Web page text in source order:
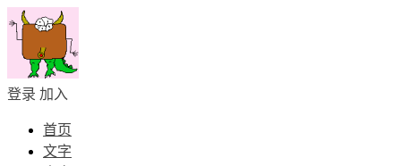
登录 加入
首页
文字